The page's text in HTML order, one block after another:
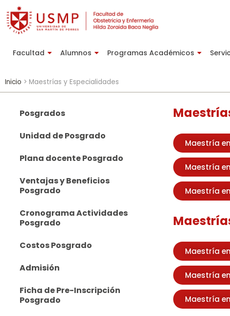
Facultad Alumnos Programas Académicos
Inicio > Maestrías y Especialidades
Posgrados
Unidad de Posgrado
Plana docente Posgrado
Ventajas y Beneficios
Posgrado
Cronograma Actividades
Posgrado
Costos Posgrado
Admisión
Ficha de Pre-Inscripción
Posgrado
Maestría
Maestría
Maestría
Maestría
Maestría
Maestría